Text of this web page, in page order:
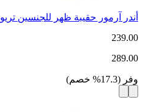
أندر آرمور حقيبة ظهر للجنسين
239.00
289.00
وفر (
17.3
% خصم)